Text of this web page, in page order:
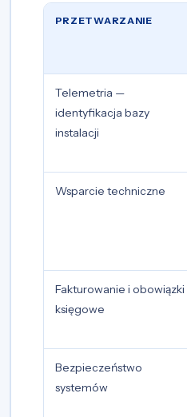
PRZETWARZANIE
Telemetria —
identyfikacja bazy
instalacji
Wsparcie techniczne
Fakturowanie i obowiązki
księgowe
Bezpieczeństwo
systemów